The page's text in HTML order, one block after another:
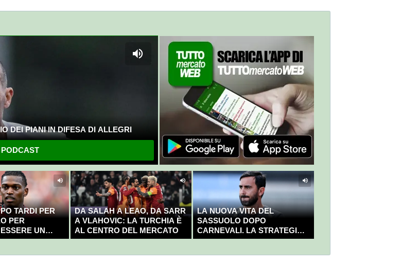
DEI PIANI IN DIFESA DI ALLEGRI
TARDI PER
PER
UN
DA SALAH A LEAO, DA SARR
A VLAHOVIC: LA TURCHIA È
AL CENTRO DEL MERCATO
LA NUOVA VITA DEL
SASSUOLO DOPO
CARNEVALI. LA STRATEGIA È
GIÀ CHIARA E DECISA